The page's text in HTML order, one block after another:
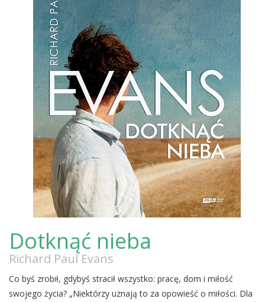
Dotknąć nieba
Richard Paul Evans
Co byś zrobił, gdybyś stracił wszystko: pracę, dom i miłość
swojego życia? „Niektórzy uznają to za opowieść o miłości. Dla